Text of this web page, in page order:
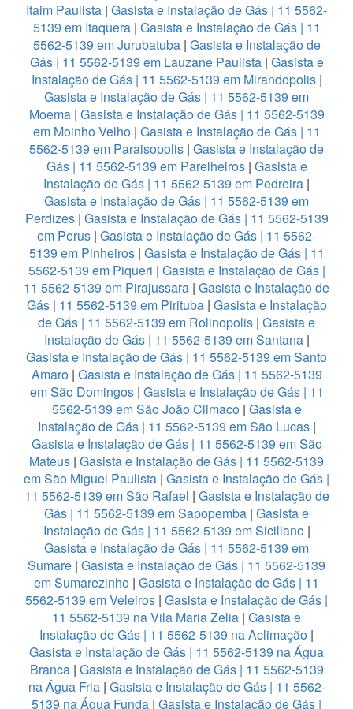
Itaim Paulista | Gasista e Instalação de Gás | 11 5562-
5139 em Itaquera| Gasista e Instalação de Gás | 11
5562-5139 em Jurubatuba| Gasista e Instalação de
Gás | 11 5562-5139 em Lauzane Paulista | Gasista e
Instalação de Gás | 11 5562-5139 em Mirandopolis|
Gasista e Instalação de Gás | 11 5562-5139 em
Moema| Gasista e Instalação de Gás | 11 5562-5139
em Moinho Velho | Gasista e Instalação de Gás | 11
5562-5139 em Paraisopolis | Gasista e Instalação de
Gás | 11 5562-5139 em Parelheiros| Gasista e
Instalação de Gás | 11 5562-5139 em Pedreira |
Gasista e Instalação de Gás | 11 5562-5139 em
Perdizes| Gasista e Instalação de Gás | 11 5562-5139
em Perus | Gasista e Instalação de Gás | 11 5562-
5139 em Pinheiros| Gasista e Instalação de Gás | 11
5562-5139 em Piqueri | Gasista e Instalação de Gás |
11 5562-5139 em Pirajussara | Gasista e Instalação de
Gás | 11 5562-5139 em Pirituba| Gasista e Instalação
de Gás | 11 5562-5139 em Rolinopolis | Gasista e
Instalação de Gás | 11 5562-5139 em Santana|
Gasista e Instalação de Gás | 11 5562-5139 em Santo
Amaro| Gasista e Instalação de Gás | 11 5562-5139
em São Domingos| Gasista e Instalação de Gás | 11
5562-5139 em São João Climaco| Gasista e
Instalação de Gás | 11 5562-5139 em São Lucas|
Gasista e Instalação de Gás | 11 5562-5139 em São
Mateus | Gasista e Instalação de Gás | 11 5562-5139
em São Miguel Paulista | Gasista e Instalação de Gás |
11 5562-5139 em São Rafael | Gasista e Instalação de
Gás | 11 5562-5139 em Sapopemba | Gasista e
Instalação de Gás | 11 5562-5139 em Siciliano|
Gasista e Instalação de Gás | 11 5562-5139 em
Sumare | Gasista e Instalação de Gás | 11 5562-5139
em Sumarezinho | Gasista e Instalação de Gás | 11
5562-5139 em Veleiros | Gasista e Instalação de Gás |
11 5562-5139 na Vila Maria Zelia | Gasista e
Instalação de Gás | 11 5562-5139 na Aclimação |
Gasista e Instalação de Gás | 11 5562-5139 na Água
Branca| Gasista e Instalação de Gás | 11 5562-5139
na Água Fria| Gasista e Instalação de Gás | 11 5562-
5139 na Água Funda | Gasista e Instalação de Gás |